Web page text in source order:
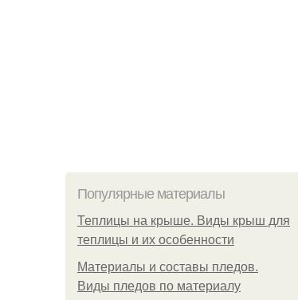
Популярные материалы
Теплицы на крыше. Виды крыш для
теплицы и их особенности
Материалы и составы пледов.
Виды пледов по материалу